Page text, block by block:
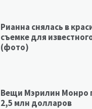
Рианна снялась в
съемке для
(фото)
Вещи Мэрилин Монро
2,5 млн долларов